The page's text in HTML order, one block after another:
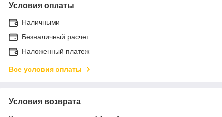
Условия оплаты
Наличными
Безналичный расчет
Наложенный платеж
Все условия оплаты
Условия возврата